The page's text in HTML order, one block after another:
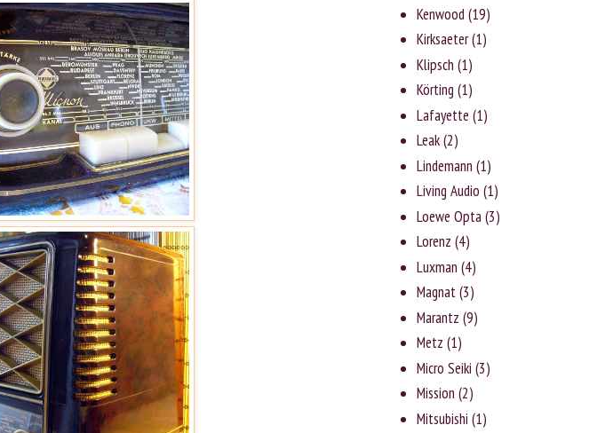
Kenwood(19)
Kirksaeter(1)
Klipsch (1)
Körting (1)
Lafayette (1)
Leak(2)
Lindemann (1)
Living Audio (1)
Loewe Opta(3)
Lorenz (4)
Luxman (4)
Magnat(3)
Marantz (9)
Metz (1)
Micro Seiki (3)
Mission (2)
Mitsubishi (1)